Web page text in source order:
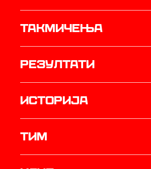
Такмичења
резултати
историја
ТИМ